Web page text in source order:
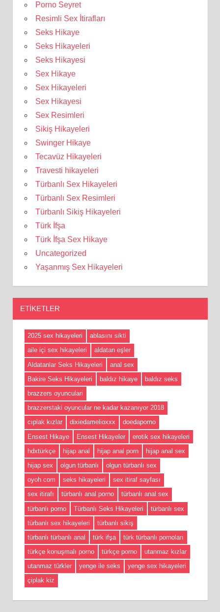
Porno Seyret
Resimli Sex İtirafları
Seks Hikaye
Seks Hikayeleri
Seks Hikayesi
Sex Hikaye
Sex Hikayeleri
Sex Hikayesi
Sex Resimleri
Sikiş Hikayeleri
Swinger Hikaye
Tecavüz Hikayeleri
Travesti hikayeleri
Türbanlı Sex Hikayeleri
Türbanlı Sex Resimleri
Türbanlı Sikiş Hikayeleri
Türk İfşa
Türk İfşa Sex Hikaye
Uncategorized
Yaşanmış Sex Hikayeleri
ETIKETLER
2025 sex hikayeleri
ablasını sikti
aile içi sex hikayeleri
aldatan eşler
Aldatanlar Seks Hikayeleri
anal sex
Bakire Seks Hikayeleri
baldız hikaye
baldız seks
brazzers oyunculari
brazzerstaki oyuncular ne kadar kazanıyor 2018
cıplak kızlar
dixiedamelioxxx
doedaporno
Ensest Hikaye
Ensest Hikayeler
erotik sex hikayeleri
hdxtürkçe
hijap anal hijap anal porn
hijap anal sex
hijap sex
olgun türbanlı
olgun türbanlı sex
oyoh com
seks hikayeleri
sex itiraf sayfası
sex itirafı
türbanlı anal porno
türbanlı anal sex
türbanlı porno
Türbanlı Seks Hikayeleri
türbanlı sex
türbanlı sex hikayeleri
türbanlı sikiş
türbanlı türbanlı anal
türk ifşa
türk türbanlı pornoları
türkçe konuşmalı porno
türkçe porno
utanmaz kızlar
utanmaz türkler
yenge ile seks
yenge sex hikayeleri
çiplak kiz